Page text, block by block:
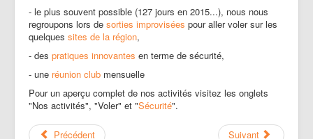
Agenda
Contacts
Médias
- le plus souvent possible (127 jours en 2015...), nous nous
regroupons lors de sorties improvisées pour aller voler sur les
quelques sites de la région,
- des pratiques innovantes en terme de sécurité,
- une réunion club mensuelle
Pour un aperçu complet de nos activités visitez les onglets
"Nos activités", "Voler" et "Sécurité".
Précédent Suivant